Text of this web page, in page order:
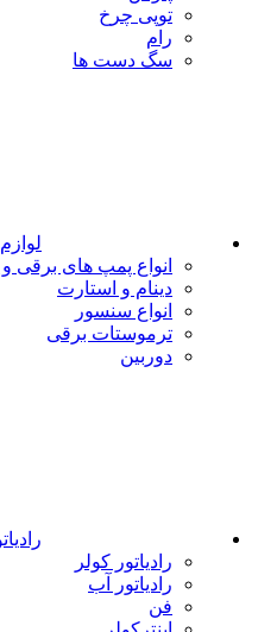
توپی چرخ
رام
سگ دست ها
انواع پمپ های برقی و
دینام و استارت
انواع سنسور
ترموستات برقی
دوربین
رادیاتور کولر
رادیاتور آب
فن